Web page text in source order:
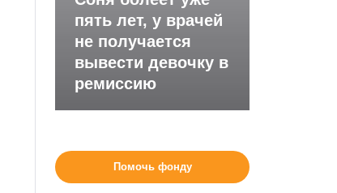
пять лет, у врачей
не получается
вывести девочку в
ремиссию
Помочь фонду